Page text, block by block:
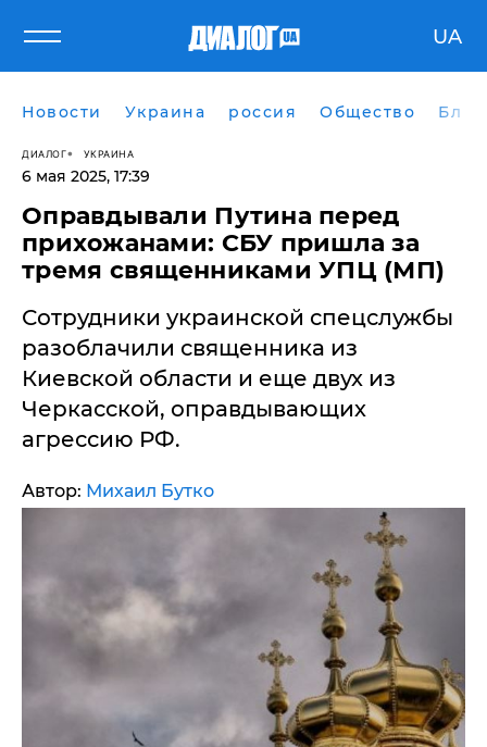
UA
Новости Украина россия Общество
ДИАЛОГ УКРАИНА
6 мая 2025, 17:39
Оправдывали Путина перед
прихожанами: СБУ пришла за
тремя священниками УПЦ (МП)
Сотрудники украинской спецслужбы
разоблачили священника из
Киевской области и еще двух из
Черкасской, оправдывающих
агрессию РФ.
Автор: Михаил Бутко